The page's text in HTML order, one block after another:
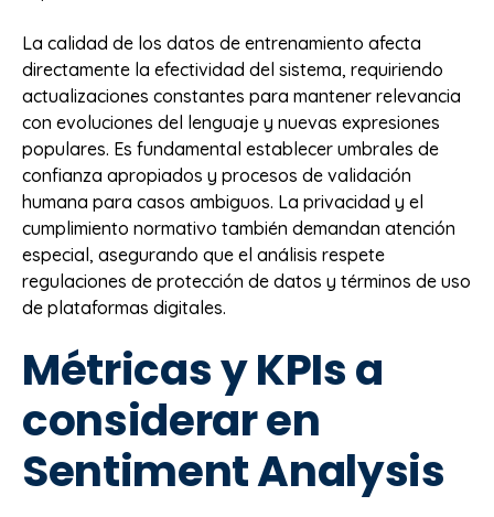
La calidad de los datos de entrenamiento afecta
directamente la efectividad del sistema, requiriendo
actualizaciones constantes para mantener relevancia
con evoluciones del lenguaje y nuevas expresiones
populares. Es fundamental establecer umbrales de
confianza apropiados y procesos de validación
humana para casos ambiguos. La privacidad y el
cumplimiento normativo también demandan atención
especial, asegurando que el análisis respete
regulaciones de protección de datos y términos de uso
de plataformas digitales.
Métricas y KPIs a
considerar en
Sentiment Analysis